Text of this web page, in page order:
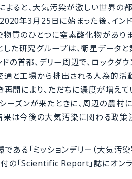
ると、大気汚染が激しい世界の
年3月25日に始まった後、イ
質のひとつに窒素酸化物があり
た研究グループは、衛星データ
首都、デリー周辺で、ロックダ
と工場から排出される人為的活
再開により、ただちに濃度が増え
ーズンが来たときに、周辺の農村
果は今後の大気汚染に関わる政
ある「ミッションデリー（大気汚
の「Scientific Report」誌にオン